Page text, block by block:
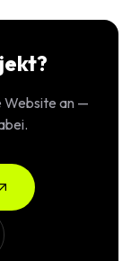
Website an —